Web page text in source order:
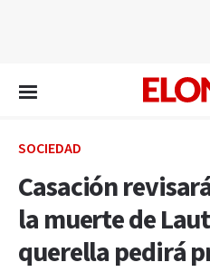
SOCIEDAD
Casación
la muerte de
querella pedirá